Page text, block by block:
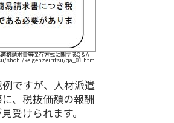
格請求書等保存方式に関するQ＆A」
shohi/keigenzeiritsu/qa_01.htm
ですが、人材派遣
、税抜価額の報酬
受けられます。